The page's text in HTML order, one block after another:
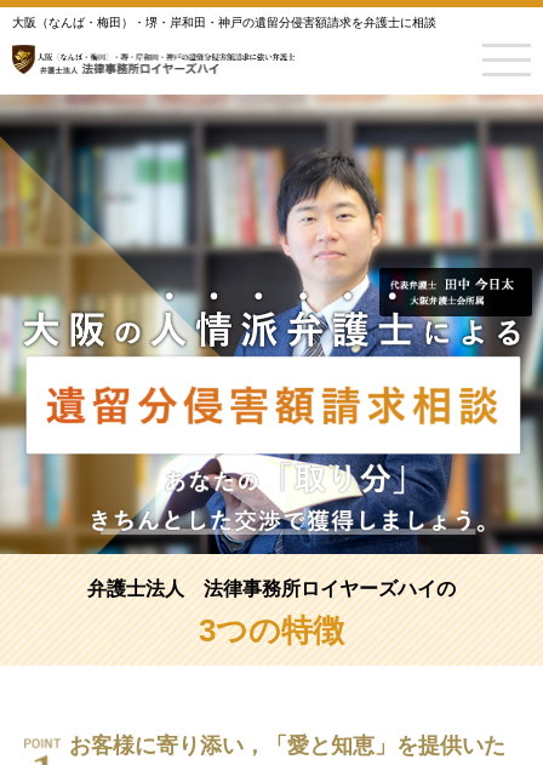
大阪（なんば・梅田）・堺・岸和田・神戸の遺留分侵害額請求を弁護士に相談
弁護士法人 法律事務所ロイヤーズハイの
3つの特徴
お客様に寄り添い，「愛と知恵」を提供いた